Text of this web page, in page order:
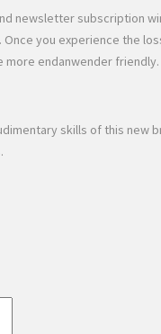
newsletter
you experience the
more endanwender friendly.
skills of this